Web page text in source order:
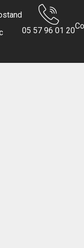
05 57 96 01 20